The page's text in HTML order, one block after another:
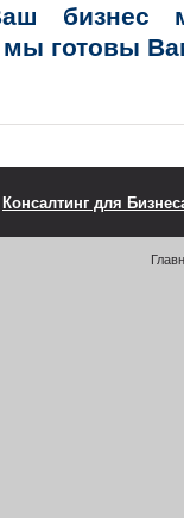
бизнес
готовы
Консалтинг для